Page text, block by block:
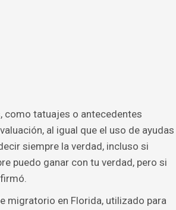
como tatuajes o antecedentes
al igual que el uso de ayudas
siempre la verdad, incluso si
puedo ganar con tu verdad, pero si
migratorio en Florida, utilizado para